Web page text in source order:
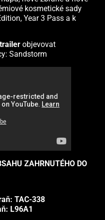
kosmetické sady
Year 3 Pass a k
objevovat
Sandstorm
ZAHRNUTÉHO DO
TAC-338
L96A1